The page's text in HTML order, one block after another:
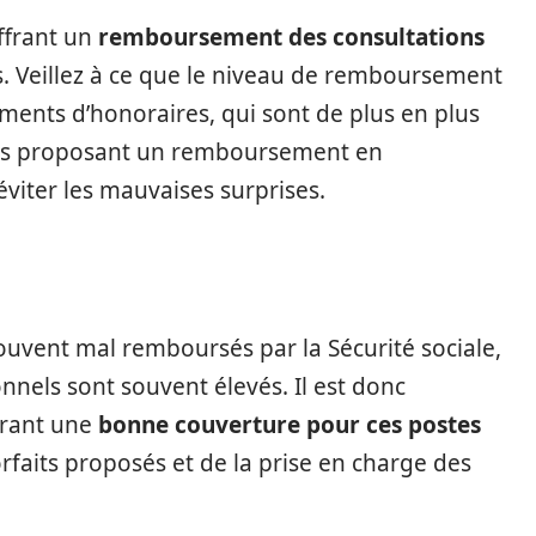
un remboursement des consultations
à ce que le niveau de remboursement
d’honoraires, qui sont de plus en plus
proposant un remboursement en
les mauvaises surprises.
mal remboursés par la Sécurité sociale,
sont souvent élevés. Il est donc
une bonne couverture pour ces postes
proposés et de la prise en charge des